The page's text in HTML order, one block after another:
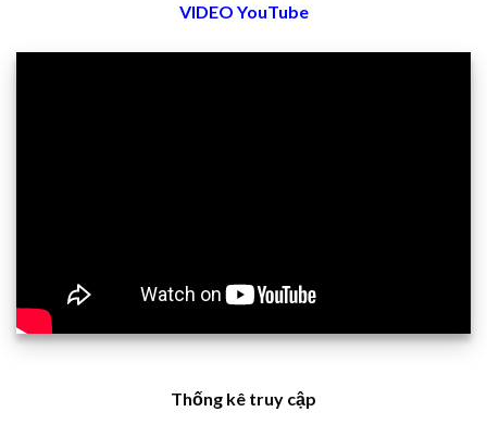
VIDEO YouTube
Thống kê truy cập